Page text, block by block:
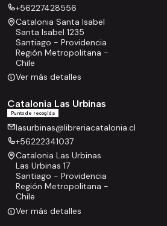
+56227428556
Catalonia Santa Isabel
Santa Isabel 1235
Santiago - Providencia
Región Metropolitana -
Chile
Ver más detalles
Catalonia Las Urbinas
Punto de recogida
lasurbinas@libreriacatalonia.cl
+56222341037
Catalonia Las Urbinas
Las Urbinas 17
Santiago - Providencia
Región Metropolitana -
Chile
Ver más detalles